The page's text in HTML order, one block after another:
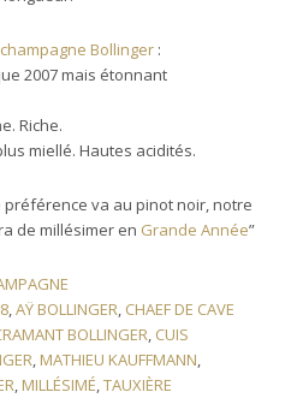
champagne Bollinger :
2007 mais étonnant
Riche.
miellé. Hautes acidités.
préférence va au pinot noir, notre
de millésimer en Grande Année”
,AŸ BOLLINGER, CHAEF DE CAVE
BOLLINGER, CUIS
, MATHIEU KAUFFMANN,
, MILLÉSIMÉ,TAUXIÈRE